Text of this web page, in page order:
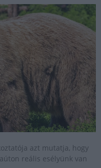
azt mutatja, hogy
reális esélyünk van